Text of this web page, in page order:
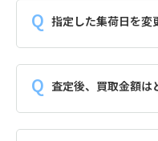
指定した集荷日を変
査定後、買取金額は